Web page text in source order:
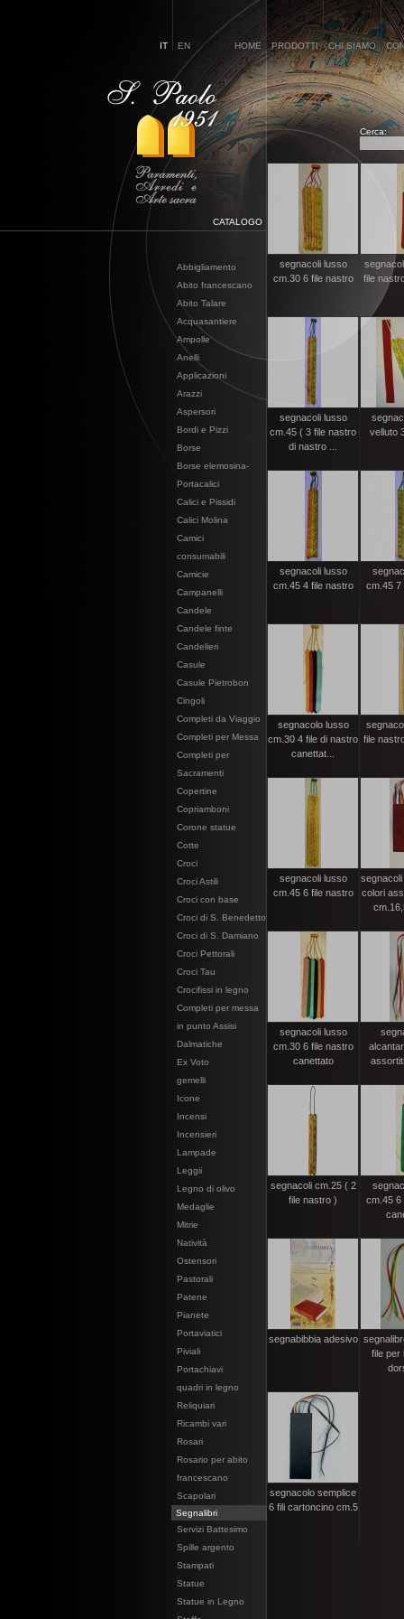
IT EN HOME PRODOTTI CHI SIAMO
Cerca:
CATALOGO
Abbigliamento
Abito francescano
Abito Talare
Acquasantiere
Ampolle
Anelli
Applicazioni
Arazzi
Aspersori
Bordi e Pizzi
Borse
Borse elemosina-
Portacalici
Calici e Pissidi
Calici Molina
Camici
consumabili
Camicie
Campanelli
Candele
Candele finte
Candelieri
Casule
Casule Pietrobon
Cingoli
Completi da Viaggio
Completi per Messa
Completi per
Sacramenti
Copertine
Copriamboni
Corone statue
Cotte
Croci
Croci Astili
Croci con base
Croci di S. Benedetto
Croci di S. Damiano
Croci Pettorali
Croci Tau
Crocifissi in legno
Completi per messa
in punto Assisi
Dalmatiche
Ex Voto
gemelli
Icone
Incensi
Incensieri
Lampade
Leggii
Legno di olivo
Medaglie
Mitrie
Natività
Ostensori
Pastorali
Patene
Pianete
Portaviatici
Piviali
Portachiavi
quadri in legno
Reliquiari
Ricambi vari
Rosari
Rosario per abito
francescano
Scapolari
Segnalibri
Servizi Battesimo
Spille argento
Stampati
Statue
Statue in Legno
segnacoli lusso
cm.30 6 file nastro
file
segnacoli lusso
cm.45 ( 3 file nastro
di nastro ...
velluto
segnacoli lusso
cm.45 4 file nastro
cm.45 7
segnacolo lusso
cm.30 4 file di nastro
canettat...
file
segnacoli lusso
cm.45 6 file nastro
colori
segnacoli lusso
cm.30 6 file nastro
canettato
segnacoli cm.25 ( 2
file nastro )
cm.45 6
segnabibbia adesivo
file per
segnacolo semplice
6 fili cartoncino cm.5